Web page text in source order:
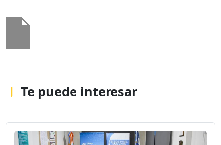
Te puede interesar